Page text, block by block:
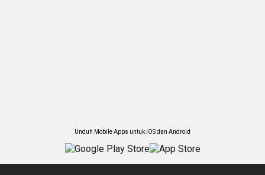
Unduh Mobile Apps untuk iOS dan Android